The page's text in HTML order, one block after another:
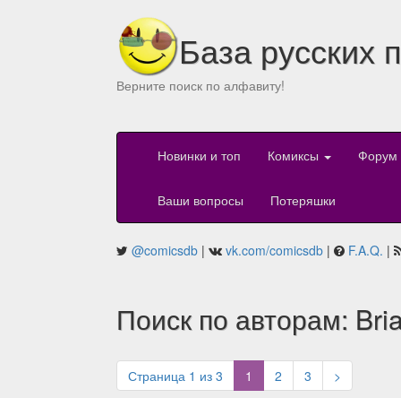
База русских
Верните поиск по алфавиту!
Новинки и топ Комиксы Форум
Ваши вопросы Потеряшки
@comicsdb | vk.com/comicsdb | F.A.Q. |
Поиск по авторам:
Страница 1 из 3 1 (current)
2 3 >